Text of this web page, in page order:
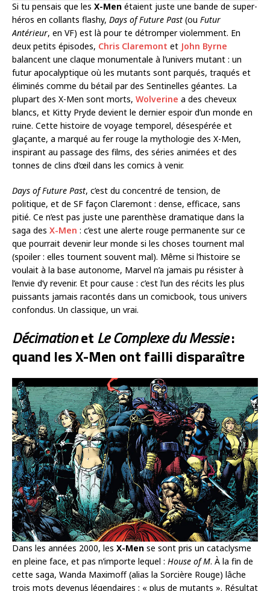
Si tu pensais que les X-Men étaient juste une bande de super-
héros en collants flashy, Days of Future Past (ou Futur
Antérieur, en VF) est là pour te détromper violemment. En
deux petits épisodes, Chris Claremont et John Byrne
balancent une claque monumentale à l’univers mutant : un
futur apocalyptique où les mutants sont parqués, traqués et
éliminés comme du bétail par des Sentinelles géantes. La
plupart des X-Men sont morts, Wolverine a des cheveux
blancs, et Kitty Pryde devient le dernier espoir d’un monde en
ruine. Cette histoire de voyage temporel, désespérée et
glaçante, a marqué au fer rouge la mythologie des X-Men,
inspirant au passage des films, des séries animées et des
tonnes de clins d’œil dans les comics à venir.
Days of Future Past, c’est du concentré de tension, de
politique, et de SF façon Claremont : dense, efficace, sans
pitié. Ce n’est pas juste une parenthèse dramatique dans la
saga des X-Men : c’est une alerte rouge permanente sur ce
que pourrait devenir leur monde si les choses tournent mal
(spoiler : elles tournent souvent mal). Même si l’histoire se
voulait à la base autonome, Marvel n’a jamais pu résister à
l’envie d’y revenir. Et pour cause : c’est l’un des récits les plus
puissants jamais racontés dans un comicbook, tous univers
confondus. Un classique, un vrai.
DécimationetLe Complexe du Messie:
quand les X-Men ont failli disparaître
Dans les années 2000, les X-Men se sont pris un cataclysme
en pleine face, et pas n’importe lequel : House of M. À la fin de
cette saga, Wanda Maximoff (alias la Sorcière Rouge) lâche
trois mots devenus légendaires : « plus de mutants ». Résultat